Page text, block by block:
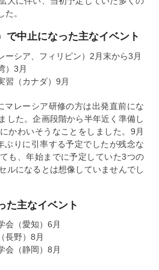
。
で中止になった主なイベント
ーシア、フィリピン）2月末から3月
）3月
習（カナダ）9月
マレーシア研修の方は出発直前にな
した。企画段階から半年近く準備し
かわいそうなことをしました。9月
ぶりに引率する予定でしたが残念な
も、年始までに予定していた3つの
ルになるとは想像していませんでし
た主なイベント
会（愛知）6月
長野）8月
会（静岡）8月